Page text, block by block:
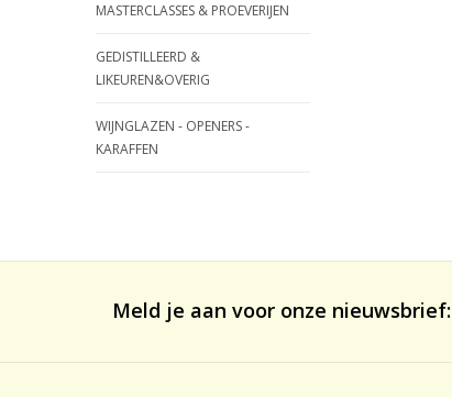
MASTERCLASSES & PROEVERIJEN
GEDISTILLEERD &
LIKEUREN&OVERIG
WIJNGLAZEN - OPENERS -
KARAFFEN
Meld je aan voor onze nieuwsbrief: